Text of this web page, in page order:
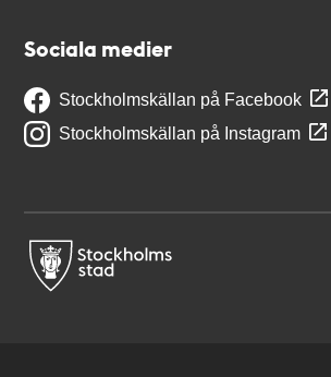
Sociala medier
Stockholmskällan på Facebook
Stockholmskällan på Instagram